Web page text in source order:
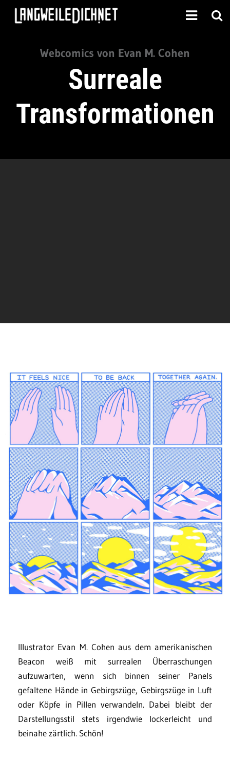
Webcomics von Evan M. Cohen
Surreale
Transformationen
Illustrator Evan M. Cohen aus dem amerikanischen
Beacon weiß mit surrealen Überraschungen
aufzuwarten, wenn sich binnen seiner Panels
gefaltene Hände in Gebirgszüge, Gebirgszüge in Luft
oder Köpfe in Pillen verwandeln. Dabei bleibt der
Darstellungsstil stets irgendwie lockerleicht und
beinahe zärtlich. Schön!